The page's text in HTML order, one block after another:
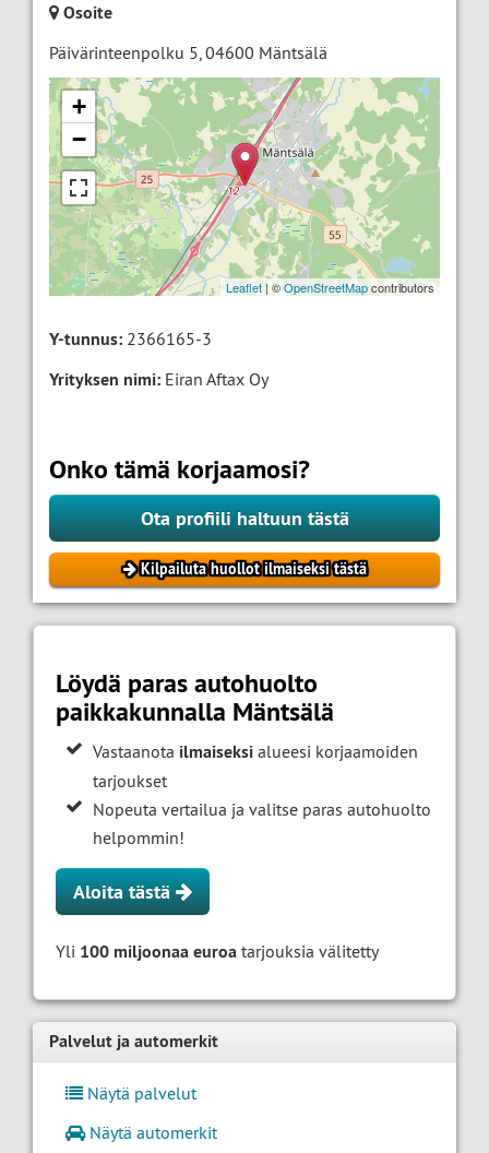
Osoite
Päivärinteenpolku 5,04600 Mäntsälä
+
−
Leaflet | ©OpenStreetMapcontributors
Y-tunnus: 2366165-3
Yrityksen nimi: Eiran Aftax Oy
Onko tämä korjaamosi?
Ota profiili haltuun tästä
Kilpailuta huollot ilmaiseksi tästä
Löydä paras autohuolto
paikkakunnalla Mäntsälä
Vastaanota ilmaiseksi alueesi korjaamoiden
tarjoukset
Nopeuta vertailua ja valitse paras autohuolto
helpommin!
Aloita tästä
Yli 100 miljoonaa euroa tarjouksia välitetty
Palvelut ja automerkit
Näytä palvelut
Näytä automerkit